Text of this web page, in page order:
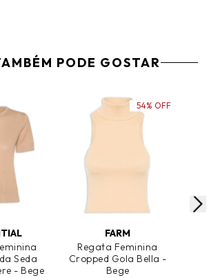
PODE GOSTAR
Seda
- Bege
ADICIONAR AO CARRINHO
FARM
Regata Feminina
Cropped Gola Bella -
Bege
54% OFF